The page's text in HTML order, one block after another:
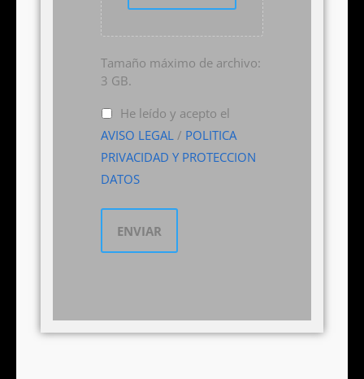
Tamaño máximo de archivo:
3 GB.
He leído y acepto el
AVISO LEGAL / POLITICA
PRIVACIDAD Y PROTECCION
DATOS